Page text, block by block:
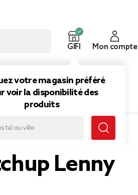
GIFI
votre magasin préféré
voir la disponibilité des
produits
Mon compte
Lenny